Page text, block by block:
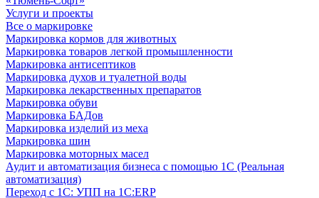
Услуги и проекты
Все о маркировке
Маркировка кормов для животных
Маркировка товаров легкой промышленности
Маркировка антисептиков
Маркировка духов и туалетной воды
Маркировка лекарственных препаратов
Маркировка обуви
Маркировка БАДов
Маркировка изделий из меха
Маркировка шин
Маркировка моторных масел
Аудит и автоматизация бизнеса с помощью 1С (Реальная
автоматизация)
Переход с 1С: УПП на 1С:ERP